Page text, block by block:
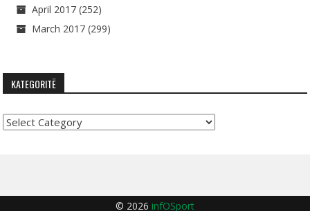
April 2017 (252)
March 2017 (299)
KATEGORITË
Kategoritë
© 2026 infOSport